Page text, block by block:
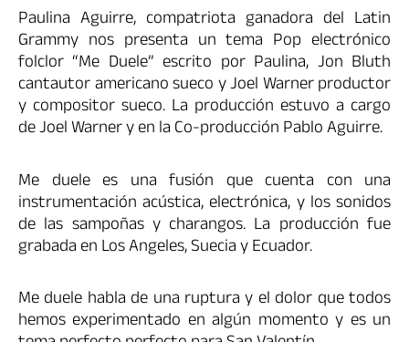
Paulina Aguirre, compatriota ganadora del Latin
Grammy nos presenta un tema Pop electrónico
folclor “Me Duele” escrito por Paulina, Jon Bluth
cantautor americano sueco y Joel Warner productor
y compositor sueco. La producción estuvo a cargo
de Joel Warner y en la Co-producción Pablo Aguirre.
Me duele es una fusión que cuenta con una
instrumentación acústica, electrónica, y los sonidos
de las sampoñas y charangos. La producción fue
grabada en Los Angeles, Suecia y Ecuador.
Me duele habla de una ruptura y el dolor que todos
hemos experimentado en algún momento y es un